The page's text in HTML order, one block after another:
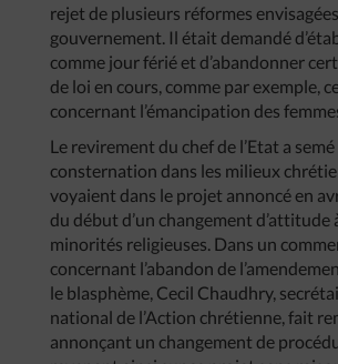
rejet de plusieurs réformes
gouvernement. Il était demandé
comme jour férié et d’abandonner
de loi en cours, comme par exemple,
concernant l’émancipation des
Le revirement du chef de l’Etat a semé
consternation dans les milieux
voyaient dans le projet annoncé en
du début d’un changement d’attitude
minorités religieuses. Dans un
concernant l’abandon de
le blasphème, Cecil Chaudhry,
national de l’Action chrétienne, fait
annonçant un changement de